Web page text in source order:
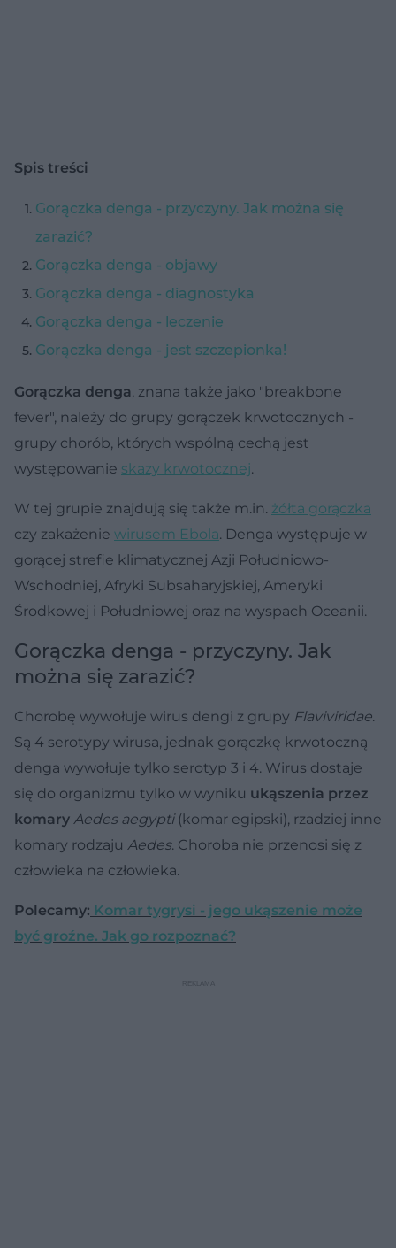
Spis treści
Gorączka denga - przyczyny. Jak można się
zarazić?
Gorączka denga - objawy
Gorączka denga - diagnostyka
Gorączka denga - leczenie
Gorączka denga - jest szczepionka!
Gorączka denga, znana także jako "breakbone
fever", należy do grupy gorączek krwotocznych -
grupy chorób, których wspólną cechą jest
występowanie skazy krwotocznej.
W tej grupie znajdują się także m.in. żółta gorączka
czy zakażenie wirusem Ebola. Denga występuje w
gorącej strefie klimatycznej Azji Południowo-
Wschodniej, Afryki Subsaharyjskiej, Ameryki
Środkowej i Południowej oraz na wyspach Oceanii.
Gorączka denga - przyczyny. Jak
można się zarazić?
Chorobę wywołuje wirus dengi z grupy Flaviviridae.
Są 4 serotypy wirusa, jednak gorączkę krwotoczną
denga wywołuje tylko serotyp 3 i 4. Wirus dostaje
się do organizmu tylko w wyniku ukąszenia przez
komary Aedes aegypti(komar egipski), rzadziej inne
komary rodzaju Aedes. Choroba nie przenosi się z
człowieka na człowieka.
Polecamy: Komar tygrysi - jego ukąszenie może
być groźne. Jak go rozpoznać?